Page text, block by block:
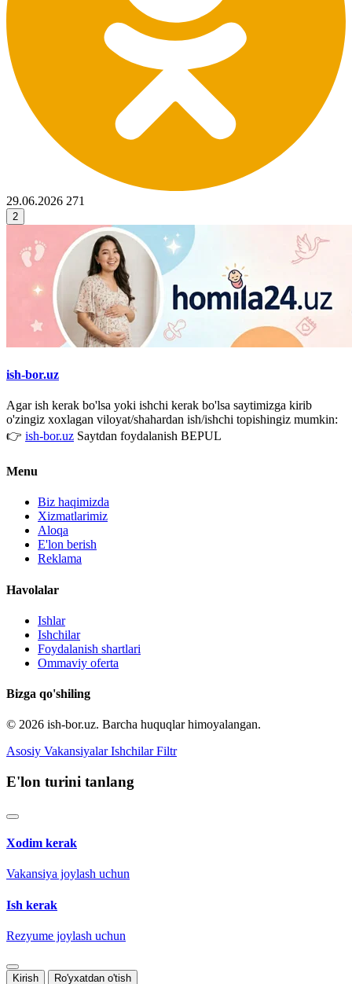
29.06.2026 271
2
ish-bor.uz
Agar ish kerak bo'lsa yoki ishchi kerak bo'lsa saytimizga kirib
o'zingiz xoxlagan viloyat/shahardan ish/ishchi topishingiz mumkin:
👉 ish-bor.uz Saytdan foydalanish BEPUL
Menu
Biz haqimizda
Xizmatlarimiz
Aloqa
E'lon berish
Reklama
Havolalar
Ishlar
Ishchilar
Foydalanish shartlari
Ommaviy oferta
Bizga qo'shiling
© 2026 ish-bor.uz. Barcha huquqlar himoyalangan.
Asosiy Vakansiyalar Ishchilar Filtr
E'lon turini tanlang
Xodim kerak
Vakansiya joylash uchun
Ish kerak
Rezyume joylash uchun
Kirish Ro'yxatdan o'tish